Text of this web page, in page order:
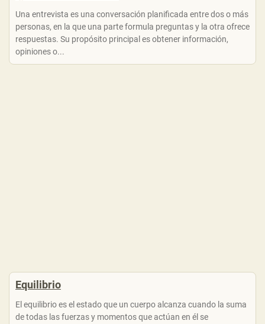
Una entrevista es una conversación planificada entre dos o más
personas, en la que una parte formula preguntas y la otra ofrece
respuestas. Su propósito principal es obtener información,
opiniones o...
Equilibrio
El equilibrio es el estado que un cuerpo alcanza cuando la suma
de todas las fuerzas y momentos que actúan en él se